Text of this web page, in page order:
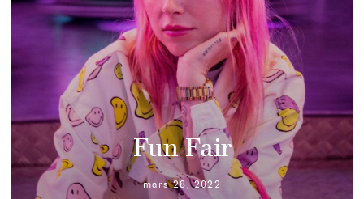
Fun Fair
mars 28, 2022